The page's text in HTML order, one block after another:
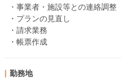
・事業者・施設等との連絡調整
・プランの見直し
・請求業務
・帳票作成
勤務地